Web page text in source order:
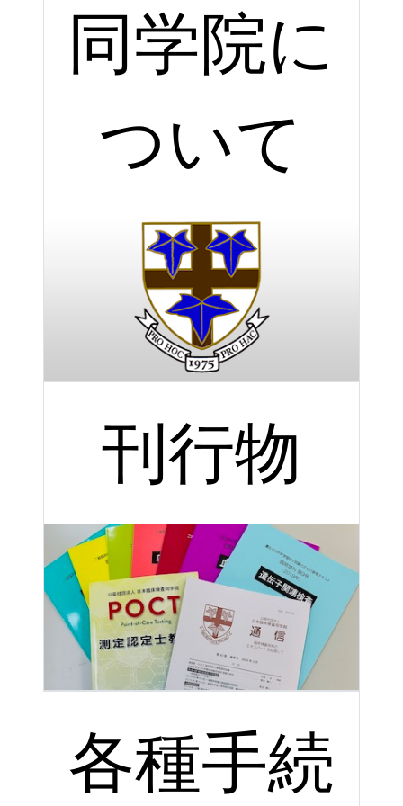
同学院に
ついて
刊行物
各種手続